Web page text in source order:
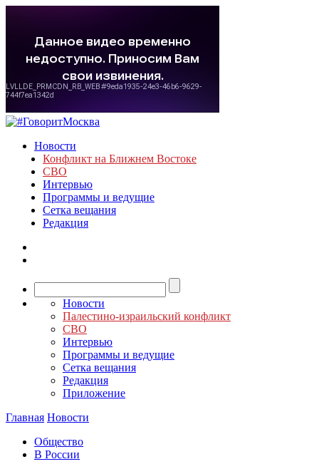
Новости
Конфликт на Ближнем Востоке
СВО
Интервью
Программы и ведущие
Сетка вещания
Редакция
Новости
Палестино-израильский конфликт
СВО
Интервью
Программы и ведущие
Сетка вещания
Редакция
Приложение
Главная Новости
Общество
В России